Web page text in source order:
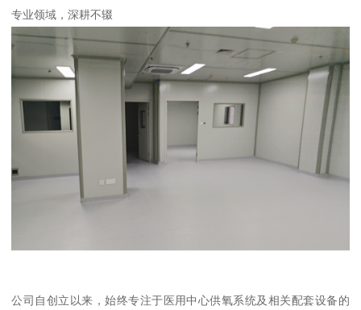
专业领域，深耕不辍
公司自创立以来，始终专注于医用中心供氧系统及相关配套设备的